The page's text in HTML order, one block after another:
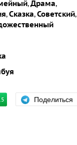
,Драма,
,Сказка,Советский,
Поделиться